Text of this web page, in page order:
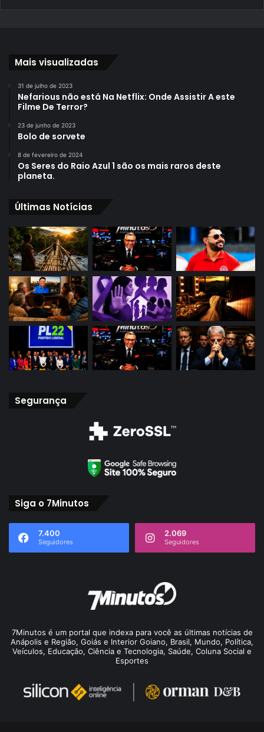
Mais visualizadas
31 de julho de 2023
Nefarious não está Na Netflix: Onde Assistir A este
Filme De Terror?
23 de junho de 2023
Bolo de sorvete
8 de fevereiro de 2024
Os Seres do Raio Azul 1 são os mais raros deste
planeta.
Últimas Notícias
Segurança
Siga o 7Minutos
7.400
Seguidores
2.069
Seguidores
7Minutos é um portal que indexa para você as últimas notícias de
Anápolis e Região, Goiás e Interior Goiano, Brasil, Mundo, Política,
Veículos, Educação, Ciência e Tecnologia, Saúde, Coluna Social e
Esportes